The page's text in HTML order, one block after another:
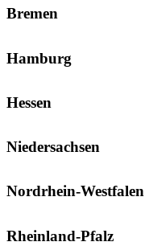
Bremen
Hamburg
Hessen
Niedersachsen
Nordrhein-Westfalen
Rheinland-Pfalz